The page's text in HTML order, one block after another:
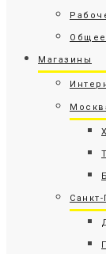
Общее
Магазины